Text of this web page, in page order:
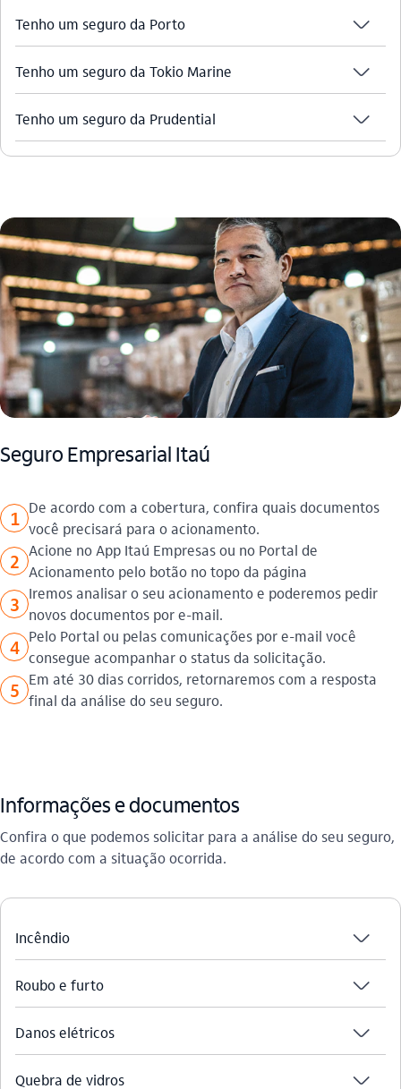
Tenho um seguro da Porto seta_baixo
Tenho um seguro da Tokio Marine seta_baixo
Tenho um seguro da Prudential seta_baixo
Seguro Empresarial Itaú​
1 De acordo com a cobertura, confira quais documentos
você precisará para o acionamento.
2 Acione no App Itaú Empresas ou no Portal de
Acionamento pelo botão no topo da página
3 Iremos analisar o seu acionamento e poderemos pedir
novos documentos por e-mail.
4 Pelo Portal ou pelas comunicações por e-mail você
consegue acompanhar o status da solicitação.
5 Em até 30 dias corridos, retornaremos com a resposta
final da análise do seu seguro.
Informações e documentos
Confira o que podemos solicitar para a análise do seu seguro,
de acordo com a situação ocorrida.
Incêndio seta_baixo
Roubo e furto seta_baixo
Danos elétricos seta_baixo
Quebra de vidros seta_baixo